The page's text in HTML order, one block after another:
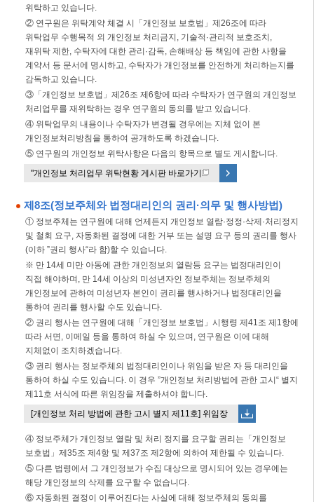
위탁하고 있습니다.
② 연구원은 위탁계약 체결 시「개인정보 보호법」제26조에 따라
위탁업무 수행목적 외 개인정보 처리금지, 기술적·관리적 보호조치,
재위탁 제한, 수탁자에 대한 관리·감독, 손해배상 등 책임에 관한 사항을
계약서 등 문서에 명시하고, 수탁자가 개인정보를 안전하게 처리하는지를
감독하고 있습니다.
③「개인정보 보호법」제26조 제6항에 따라 수탁자가 연구원의 개인정보
처리업무를 재위탁하는 경우 연구원의 동의를 받고 있습니다.
④ 위탁업무의 내용이나 수탁자가 변경될 경우에는 지체 없이 본
개인정보처리방침을 통하여 공개하도록 하겠습니다.
⑤ 연구원의 개인정보 위탁사항은 다음의 항목으로 별도 게시합니다.
"개인정보 처리업무 위탁현황 게시판 바로가기 "
제8조(정보주체와 법정대리인의 권리·의무 및 행사방법)
① 정보주체는 연구원에 대해 언제든지 개인정보 열람·정정·삭제·처리정지
및 철회 요구, 자동화된 결정에 대한 거부 또는 설명 요구 등의 권리를 행사
(이하 ”권리 행사“라 함)할 수 있습니다.
※ 만 14세 미만 아동에 관한 개인정보의 열람등 요구는 법정대리인이
직접 해야하며, 만 14세 이상의 미성년자인 정보주체는 정보주체의
개인정보에 관하여 미성년자 본인이 권리를 행사하거나 법정대리인을
통하여 권리를 행사할 수도 있습니다.
② 권리 행사는 연구원에 대해「개인정보 보호법」시행령 제41조 제1항에
따라 서면, 이메일 등을 통하여 하실 수 있으며, 연구원은 이에 대해
지체없이 조치하겠습니다.
③ 권리 행사는 정보주체의 법정대리인이나 위임을 받은 자 등 대리인을
통하여 하실 수도 있습니다. 이 경우 ”개인정보 처리방법에 관한 고시“ 별지
제11호 서식에 따른 위임장을 제출하셔야 합니다.
[개인정보 처리 방법에 관한 고시 별지 제11호] 위임장
④ 정보주체가 개인정보 열람 및 처리 정지를 요구할 권리는「개인정보
보호법」제35조 제4항 및 제37조 제2항에 의하여 제한될 수 있습니다.
⑤ 다른 법령에서 그 개인정보가 수집 대상으로 명시되어 있는 경우에는
해당 개인정보의 삭제를 요구할 수 없습니다.
⑥ 자동화된 결정이 이루어진다는 사실에 대해 정보주체의 동의를